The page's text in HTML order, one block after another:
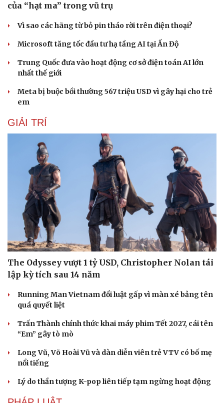
của “hạt ma” trong vũ trụ
Vì sao các hãng từ bỏ pin tháo rời trên điện thoại?
Microsoft tăng tốc đầu tư hạ tầng AI tại Ấn Độ
Trung Quốc đưa vào hoạt động cơ sở điện toán AI lớn
nhất thế giới
Meta bị buộc bồi thường 567 triệu USD vì gây hại cho trẻ
em
GIẢI TRÍ
The Odyssey vượt 1 tỷ USD, Christopher Nolan tái
lập kỳ tích sau 14 năm
Running Man Vietnam đổi luật gấp vì màn xé bảng tên
quá quyết liệt
Trấn Thành chính thức khai máy phim Tết 2027, cái tên
“Em” gây tò mò
Long Vũ, Võ Hoài Vũ và dàn diễn viên trẻ VTV có bố mẹ
nổi tiếng
Lý do thần tượng K-pop liên tiếp tạm ngừng hoạt động